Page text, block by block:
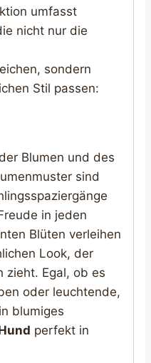
umfasst
nicht nur die
sondern
Stil passen:
Blumen und des
sind
in jeden
Blüten verleihen
Look, der
zieht. Egal, ob es
oder leuchtende,
blumiges
perfekt in